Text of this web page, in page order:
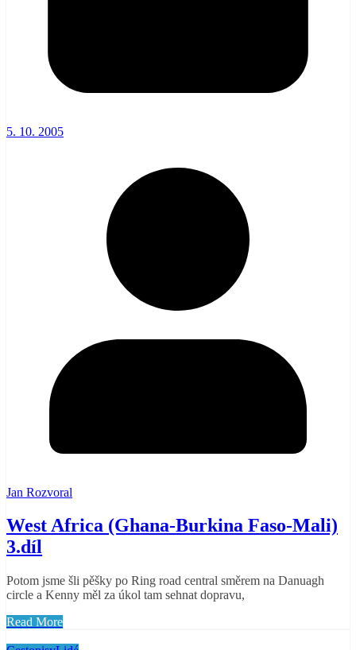
5. 10. 2005
Jan Rozvoral
West Africa (Ghana-Burkina Faso-Mali)
3.díl
Potom jsme šli pěšky po Ring road central směrem na Danuagh
circle a Kenny měl za úkol tam sehnat dopravu,
Read More